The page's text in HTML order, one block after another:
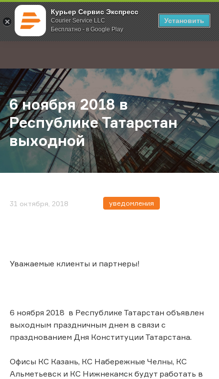
Курьер Сервис Экспресс
Courier Service LLC
Бесплатно - в Google Play
Установить
; Главная О компании Новости 6 ноября 2018 в Республике
6 ноября 2018 в
Республике Татарстан
выходной
31 октября, 2018 уведомления
Уважаемые клиенты и партнеры!
6 ноября 2018 в Республике Татарстан объявлен
выходным праздничным днем в связи с
празднованием Дня Конституции Татарстана.
Офисы КС Казань, КС Набережные Челны, КС
Альметьевск и КС Нижнекамск будут работать в